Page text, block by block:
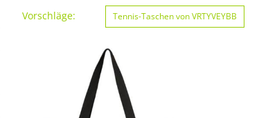
Vorschläge: Tennis-Taschen von VRTYVEYBB